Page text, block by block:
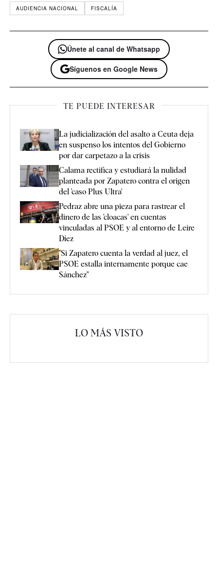
AUDIENCIA NACIONAL FISCALÍA
Únete al canal de Whatsapp
Síguenos en Google News
TE PUEDE INTERESAR
La judicialización del asalto a Ceuta deja
en suspenso los intentos del Gobierno
por dar carpetazo a la crisis
Calama rectifica y estudiará la nulidad
planteada por Zapatero contra el origen
del 'caso Plus Ultra'
Pedraz abre una pieza para rastrear el
dinero de las 'cloacas' en cuentas
vinculadas al PSOE y al entorno de Leire
Díez
"Si Zapatero cuenta la verdad al juez, el
PSOE estalla internamente porque cae
Sánchez"
LO MÁS VISTO